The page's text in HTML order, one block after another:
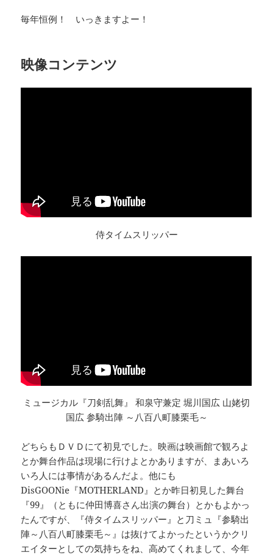
毎年恒例！ いっきますよー！
映像コンテンツ
侍タイムスリッパー
ミュージカル『刀剣乱舞』 和泉守兼定 堀川国広 山姥切
国広 参騎出陣 ～八百八町膝栗毛～
どちらもＤＶＤにて初見でした。映画は映画館で観ろよ
とか舞台作品は現場に行けよとかありますが、まあいろ
いろ人には事情があるんだよ。他にも
DisGOONie『MOTHERLAND』とか昨日初見した舞台
『99』（ともに仲田博喜さん出演の舞台）とかもよかっ
たんですが、『侍タイムスリッパー』と刀ミュ『参騎出
陣～八百八町膝栗毛～』は抜けてよかったというかクリ
エイターとしての気持ちをね、高めてくれまして、今年